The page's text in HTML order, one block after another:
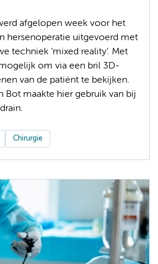
afgelopen week voor het
hersenoperatie uitgevoerd met
techniek ‘mixed reality’. Met
om via een bril 3D-
van de patiënt te bekijken.
Bot maakte hier gebruik van bij
Chirurgie